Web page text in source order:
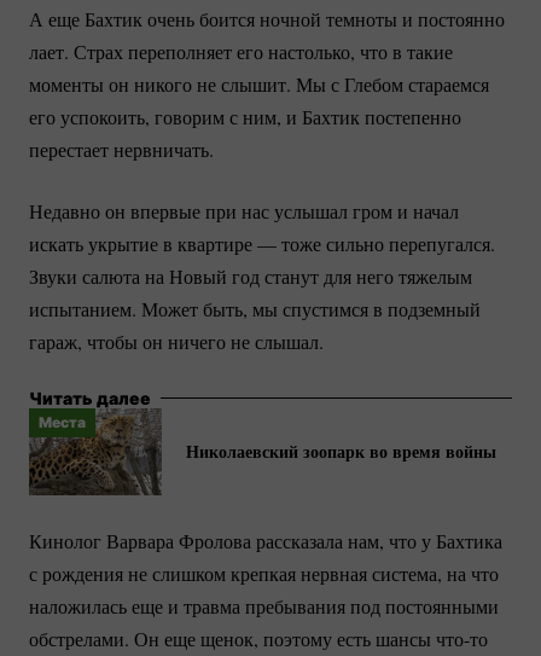
А еще Бахтик очень боится ночной темноты и постоянно
лает. Страх переполняет его настолько, что в такие
моменты он никого не слышит. Мы с Глебом стараемся
его успокоить, говорим с ним, и Бахтик постепенно
перестает нервничать.
Недавно он впервые при нас услышал гром и начал
искать укрытие в квартире — тоже сильно перепугался.
Звуки салюта на Новый год станут для него тяжелым
испытанием. Может быть, мы спустимся в подземный
гараж, чтобы он ничего не слышал.
Читать далее
Места
Николаевский зоопарк во время войны
Кинолог Варвара Фролова рассказала нам, что у Бахтика
с рождения не слишком крепкая нервная система, на что
наложилась еще и травма пребывания под постоянными
обстрелами. Он еще щенок, поэтому есть шансы что-то